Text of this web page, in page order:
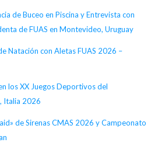
de Buceo en Piscina y Entrevista con
de FUAS en Montevideo, Uruguay
Natación con Aletas FUAS 2026 –
los XX Juegos Deportivos del
Italia 2026
de Sirenas CMAS 2026 y Campeonato